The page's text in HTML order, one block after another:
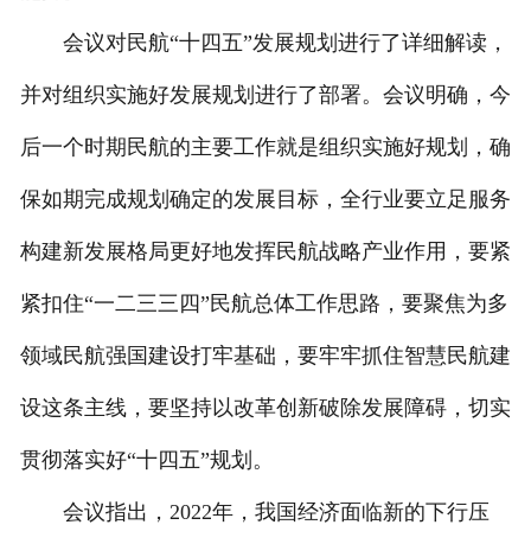
会议对民航“十四五”发展规划进行了详细解读，
并对组织实施好发展规划进行了部署。会议明确，今
后一个时期民航的主要工作就是组织实施好规划，确
保如期完成规划确定的发展目标，全行业要立足服务
构建新发展格局更好地发挥民航战略产业作用，要紧
紧扣住“一二三三四”民航总体工作思路，要聚焦为多
领域民航强国建设打牢基础，要牢牢抓住智慧民航建
设这条主线，要坚持以改革创新破除发展障碍，切实
贯彻落实好“十四五”规划。
会议指出，2022年，我国经济面临新的下行压